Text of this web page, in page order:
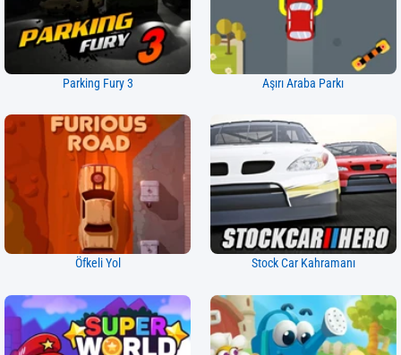
Parking Fury 3 Aşırı Araba Parkı
Öfkeli Yol Stock Car Kahramanı